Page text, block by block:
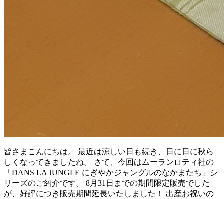
皆さまこんにちは。 最近は涼しい日も続き、日に日に秋ら
しくなってきましたね。 さて、今回はムーランロティ社の
「DANS LA JUNGLE にぎやかジャングルのなかまたち」シ
リーズのご紹介です。 8月31日までの期間限定販売でした
が、好評につき販売期間延長いたしました！ 出産お祝いの